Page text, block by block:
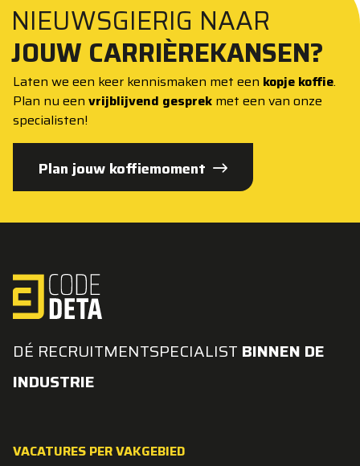
NIEUWSGIERIG NAAR
JOUW CARRIÈREKANSEN?
Laten we een keer kennismaken met een kopje koffie.
Plan nu een vrijblijvend gesprek met een van onze
specialisten!
Plan jouw koffiemoment
DÉ RECRUITMENTSPECIALIST BINNEN DE
INDUSTRIE
VACATURES PER VAKGEBIED